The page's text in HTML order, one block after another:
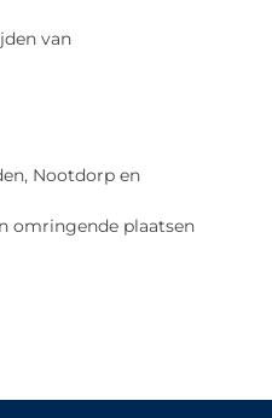
van
Nootdorp en
omringende plaatsen